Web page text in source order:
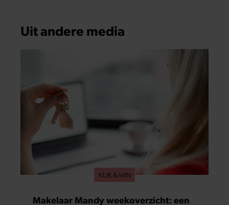
Uit andere media
KLIK & WIN
Makelaar Mandy weekoverzicht: een